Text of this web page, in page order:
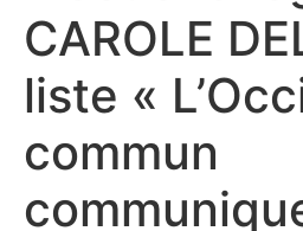
CAROLE
liste «
commun